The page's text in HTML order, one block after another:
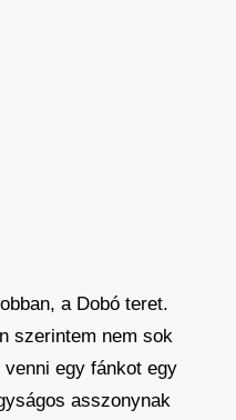
a Dobó teret.
szerintem nem sok
egy fánkot egy
asszonynak